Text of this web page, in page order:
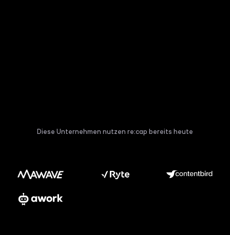
Diese Unternehmen nutzen re:cap bereits heute